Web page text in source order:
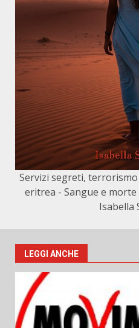
Servizi segreti,
eritrea - Sangue e
Isabella
LEGGI ANCHE